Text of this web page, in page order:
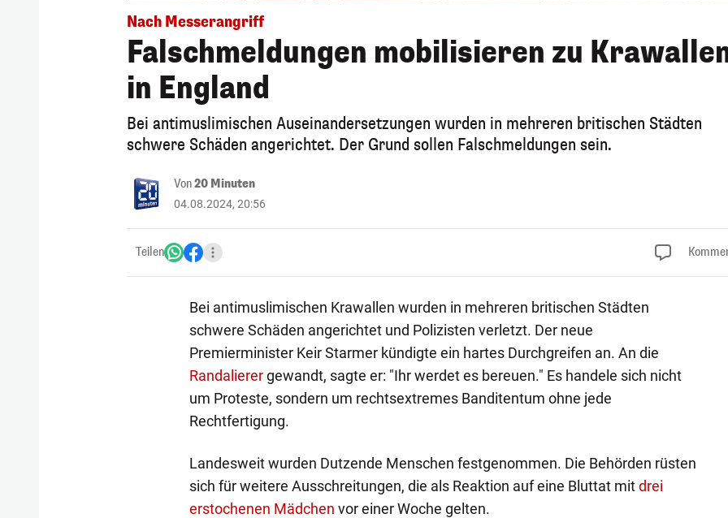
Nach Messerangriff
Falschmeldungen mobilisieren zu
in England
Bei antimuslimischen Auseinandersetzungen wurden in mehreren britischen Städten
schwere Schäden angerichtet. Der Grund sollen Falschmeldungen sein.
Von20 Minuten
04.08.2024, 20:56
Teilen
Bei antimuslimischen Krawallen wurden in mehreren britischen Städten
schwere Schäden angerichtet und Polizisten verletzt. Der neue
Premierminister Keir Starmer kündigte ein hartes Durchgreifen an. An die
Randalierergewandt, sagte er: "Ihr werdet es bereuen." Es handele sich nicht
um Proteste, sondern um rechtsextremes Banditentum ohne jede
Rechtfertigung.
Landesweit wurden Dutzende Menschen festgenommen. Die Behörden rüsten
sich für weitere Ausschreitungen, die als Reaktion auf eine Bluttat mitdrei
erstochenen Mädchen vor einer Woche gelten.